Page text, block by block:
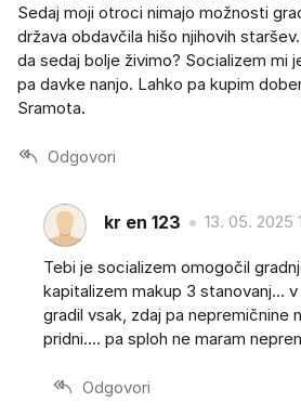
Sedaj moji otroci nimajo možnosti
država obdavčila hišo njihovih
da sedaj bolje živimo? Socializem mi
pa davke nanjo. Lahko pa kupim
Sramota.
Odgovori
kr en 123 13. 05. 2025
Tebi je socializem omogočil
kapitalizem makup 3 stanovanj...
gradil vsak, zdaj pa nepremičnine
pridni.... pa sploh ne maram
Odgovori